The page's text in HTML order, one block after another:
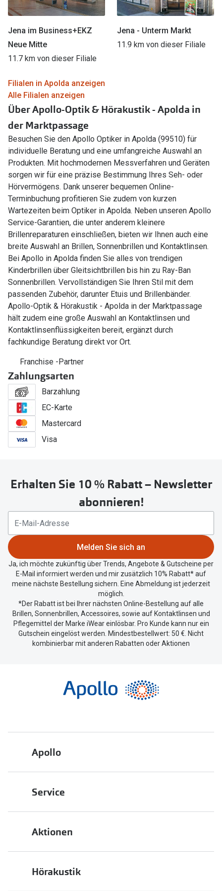
Jena im Business+EKZ
Neue Mitte
11.7 km von dieser Filiale
Jena - Unterm Markt
11.9 km von dieser Filiale
Filialen in Apolda anzeigen
Alle Filialen anzeigen
Über Apollo-Optik & Hörakustik - Apolda in
der Marktpassage
Besuchen Sie den Apollo Optiker in Apolda (99510) für
individuelle Beratung und eine umfangreiche Auswahl an
Produkten. Mit hochmodernen Messverfahren und Geräten
sorgen wir für eine präzise Bestimmung Ihres Seh- oder
Hörvermögens. Dank unserer bequemen Online-
Terminbuchung profitieren Sie zudem von kurzen
Wartezeiten beim Optiker in Apolda. Neben unseren Apollo
Service-Garantien, die unter anderem kleinere
Brillenreparaturen einschließen, bieten wir Ihnen auch eine
breite Auswahl an Brillen, Sonnenbrillen und Kontaktlinsen.
Bei Apollo in Apolda finden Sie alles von trendigen
Kinderbrillen über Gleitsichtbrillen bis hin zu Ray-Ban
Sonnenbrillen. Vervollständigen Sie Ihren Stil mit dem
passenden Zubehör, darunter Etuis und Brillenbänder.
Apollo-Optik & Hörakustik - Apolda in der Marktpassage
hält zudem eine große Auswahl an Kontaktlinsen und
Kontaktlinsenflüssigkeiten bereit, ergänzt durch
fachkundige Beratung direkt vor Ort.
Franchise -Partner
Zahlungsarten
Barzahlung
EC-Karte
Mastercard
Visa
Erhalten Sie 10 % Rabatt – Newsletter
abonnieren!
Melden Sie sich an
Ja, ich möchte zukünftig über Trends, Angebote & Gutscheine per
E-Mail informiert werden und mir zusätzlich 10% Rabatt* auf
meine nächste Bestellung sichern. Eine Abmeldung ist jederzeit
möglich.
*Der Rabatt ist bei Ihrer nächsten Online-Bestellung auf alle
Brillen, Sonnenbrillen, Accessoires, sowie auf Kontaktlinsen und
Pflegemittel der Marke iWear einlösbar. Pro Kunde kann nur ein
Gutschein eingelöst werden. Mindestbestellwert: 50 €. Nicht
kombinierbar mit anderen Rabatten oder Aktionen
Apollo
Job & Karriere
Service
Aktionen
Hörakustik